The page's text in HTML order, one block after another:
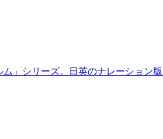
」シリーズ。日英のナレーション版